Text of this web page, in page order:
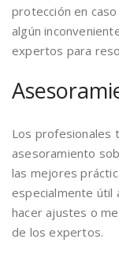
protección en
algún
expertos para
Los profesionales
asesoramiento
las mejores
especialmente útil
hacer ajustes o
de los expertos.